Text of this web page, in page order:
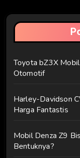
Toyota bZ3X
Otomotif
Harley-Davidson
Harga Fantastis
Mobil Denza Z9
Bentuknya?